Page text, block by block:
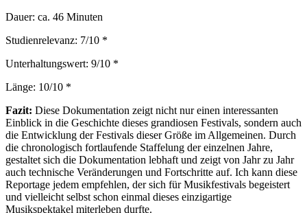
Dauer: ca. 46 Minuten
Studienrelevanz: 7/10 *
Unterhaltungswert: 9/10 *
Länge: 10/10 *
Fazit: Diese Dokumentation zeigt nicht nur einen interessanten
Einblick in die Geschichte dieses grandiosen Festivals, sondern auch
die Entwicklung der Festivals dieser Größe im Allgemeinen. Durch
die chronologisch fortlaufende Staffelung der einzelnen Jahre,
gestaltet sich die Dokumentation lebhaft und zeigt von Jahr zu Jahr
auch technische Veränderungen und Fortschritte auf. Ich kann diese
Reportage jedem empfehlen, der sich für Musikfestivals begeistert
und vielleicht selbst schon einmal dieses einzigartige
Musikspektakel miterleben durfte.